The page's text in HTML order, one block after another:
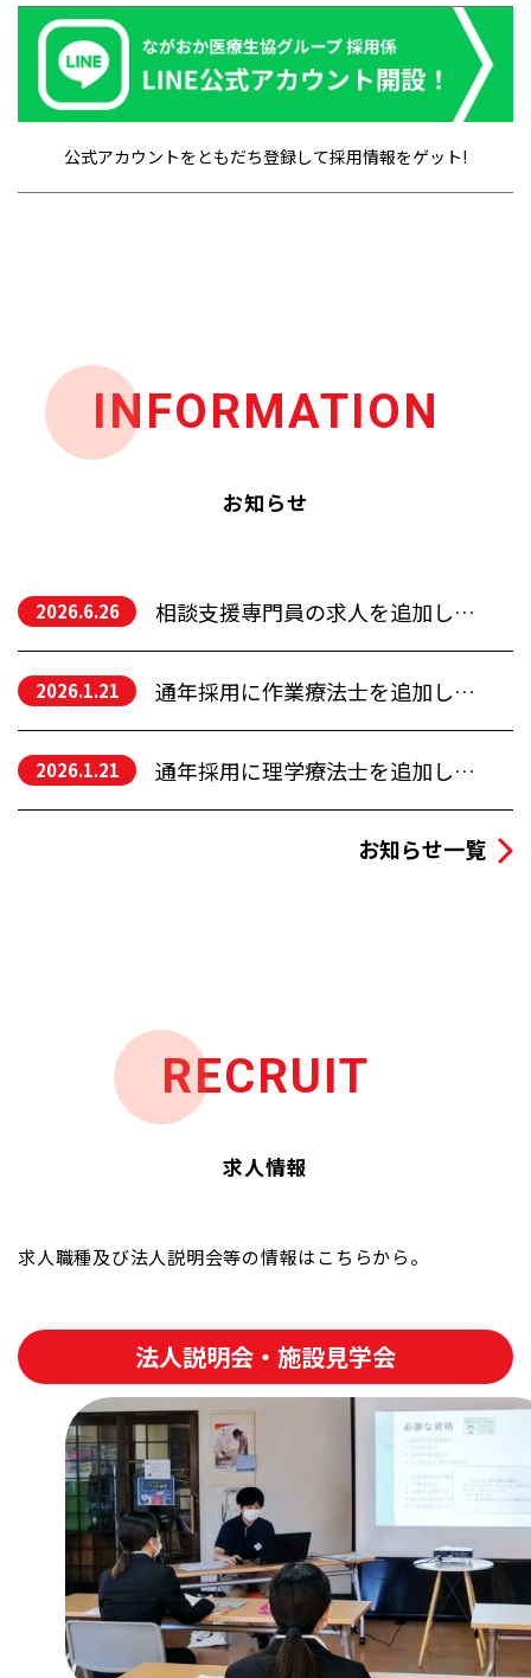
公式アカウントをともだち登録して採用情報をゲット!
INFORMATION
お知らせ
2026.6.26 相談支援専門員の求人を追加しました
2026.1.21 通年採用に作業療法士を追加しました。
2026.1.21 通年採用に理学療法士を追加しました。
お知らせ一覧
RECRUIT
求人情報
求人職種及び法人説明会等の情報はこちらから。
法人説明会・施設見学会